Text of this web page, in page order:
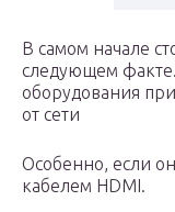
В самом начале
следующем
оборудования
от сети
Особенно, если
кабелем HDMI.